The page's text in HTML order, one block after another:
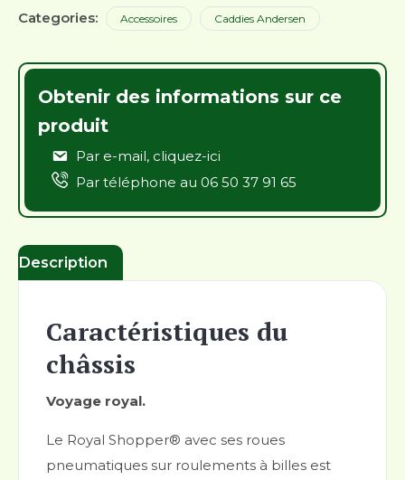
Categories: Accessoires Caddies Andersen
Obtenir des informations sur ce
produit
Par e-mail, cliquez-ici
Par téléphone au 06 50 37 91 65
Description
Caractéristiques du
châssis
Voyage royal.
Le Royal Shopper® avec ses roues
pneumatiques sur roulements à billes est